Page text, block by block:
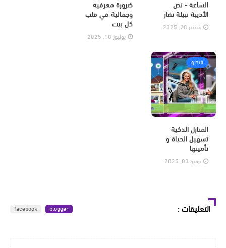
الساعة - نص
الأديبة نبيلة تقار
شتنبر 28, 2025
ضرورة معرفية
وجمالية في قلب
كل بيت
يوليوز 10, 2025
فيديو
المنازل الذكية
تسهيل الحياة و
تأمينها
يونيو 03, 2025
التعليقات :
blogger
facebook